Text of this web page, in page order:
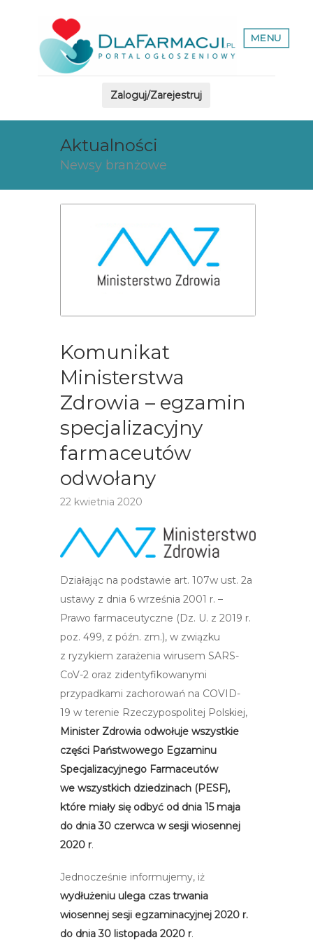
MENU
Zaloguj/Zarejestruj
Aktualności
Newsy branżowe
Komunikat
Ministerstwa
Zdrowia – egzamin
specjalizacyjny
farmaceutów
odwołany
22 kwietnia 2020
Działając na podstawie art. 107w ust. 2a
ustawy z dnia 6 września 2001 r. –
Prawo farmaceutyczne (Dz. U. z 2019 r.
poz. 499, z późn. zm.), w związku
z ryzykiem zarażenia wirusem SARS-
CoV-2 oraz zidentyfikowanymi
przypadkami zachorowań na COVID-
19 w terenie Rzeczypospolitej Polskiej,
Minister Zdrowia odwołuje wszystkie
części Państwowego Egzaminu
Specjalizacyjnego Farmaceutów
we wszystkich dziedzinach (PESF),
które miały się odbyć od dnia 15 maja
do dnia 30 czerwca w sesji wiosennej
2020 r.
Jednocześnie informujemy, iż
wydłużeniu ulega czas trwania
wiosennej sesji egzaminacyjnej 2020 r.
do dnia 30 listopada 2020 r.